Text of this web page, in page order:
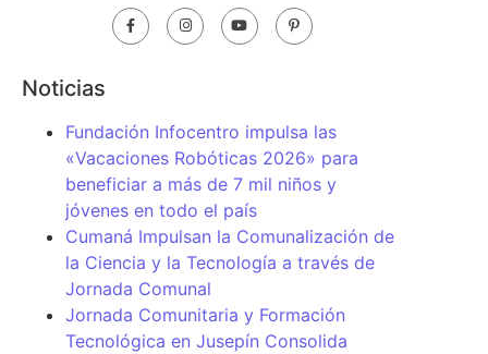
Noticias
Fundación Infocentro impulsa las
«Vacaciones Robóticas 2026» para
beneficiar a más de 7 mil niños y
jóvenes en todo el país
Cumaná Impulsan la Comunalización de
la Ciencia y la Tecnología a través de
Jornada Comunal
Jornada Comunitaria y Formación
Tecnológica en Jusepín Consolida